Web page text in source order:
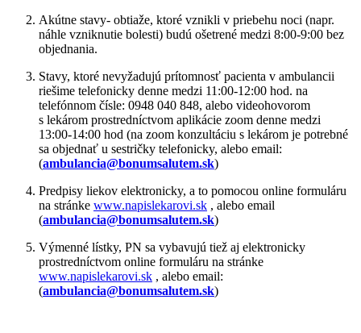
Akútne stavy- obtiaže, ktoré vznikli v priebehu noci (napr.
náhle vzniknutie bolesti) budú ošetrené medzi 8:00-9:00 bez
objednania.
Stavy, ktoré nevyžadujú prítomnosť pacienta v ambulancii
riešime telefonicky denne medzi 11:00-12:00 hod. na
telefónnom čísle: 0948 040 848, alebo videohovorom
s lekárom prostredníctvom aplikácie zoom denne medzi
13:00-14:00 hod (na zoom konzultáciu s lekárom je potrebné
sa objednať u sestričky telefonicky, alebo email:
(ambulancia@bonumsalutem.sk)
Predpisy liekov elektronicky, a to pomocou online formuláru
na stránke www.napislekarovi.sk , alebo email
(ambulancia@bonumsalutem.sk)
Výmenné lístky, PN sa vybavujú tiež aj elektronicky
prostredníctvom online formuláru na stránke
www.napislekarovi.sk , alebo email:
(ambulancia@bonumsalutem.sk)